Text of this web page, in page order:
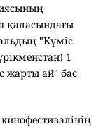
қаласындағы
"Күміс
1
жарты ай" бас